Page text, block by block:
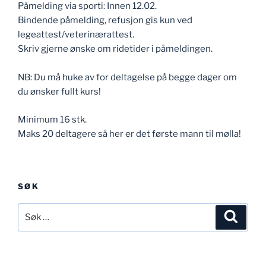
Påmelding via sporti: Innen 12.02.
Bindende påmelding, refusjon gis kun ved
legeattest/veterinærattest.
Skriv gjerne ønske om ridetider i påmeldingen.
NB: Du må huke av for deltagelse på begge dager om
du ønsker fullt kurs!
Minimum 16 stk.
Maks 20 deltagere så her er det første mann til mølla!
SØK
etter: